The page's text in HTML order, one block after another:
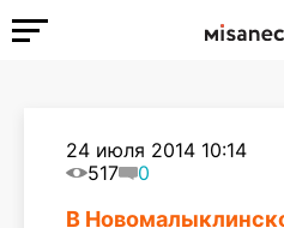
24 июля 2014 10:14
517
0
В